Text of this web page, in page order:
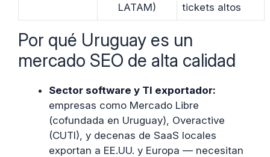
LATAM)
tickets altos
Por qué Uruguay es un
mercado SEO de alta calidad
Sector software y TI exportador:
empresas como Mercado Libre
(cofundada en Uruguay), Overactive
(CUTI), y decenas de SaaS locales
exportan a EE.UU. y Europa — necesitan